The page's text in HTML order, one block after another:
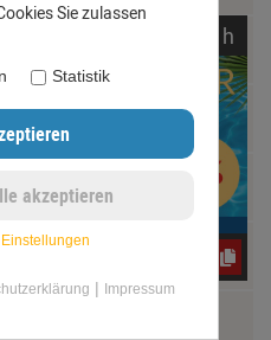
h
Sie zulassen
Statistik
| Impressum